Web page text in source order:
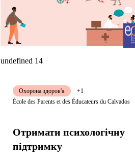
undefined 14
Отримати психологічну
підтримку
Охорона здоров'я
+1
École des Parents et des Éducateurs du Calvados